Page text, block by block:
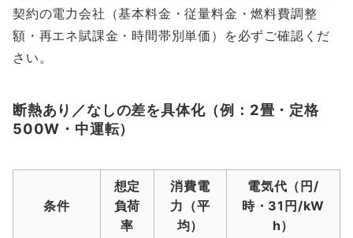
契約の電力会社（基本料金・従量料金・燃料費調整
額・再エネ賦課金・時間帯別単価）を必ずご確認くだ
さい。
断熱あり／なしの差を具体化（例：2畳・定格
500W・中運転）
条件
想定
負荷
率
消費電
力（平
均）
電気代（円/
時・31円/kW
h）